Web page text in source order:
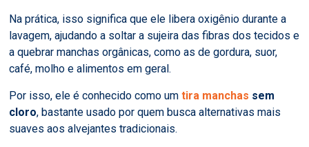
Na prática, isso significa que ele libera oxigênio durante a
lavagem, ajudando a soltar a sujeira das fibras dos tecidos e
a quebrar manchas orgânicas, como as de gordura, suor,
café, molho e alimentos em geral.
Por isso, ele é conhecido como umtira manchas sem
cloro, bastante usado por quem busca alternativas mais
suaves aos alvejantes tradicionais.